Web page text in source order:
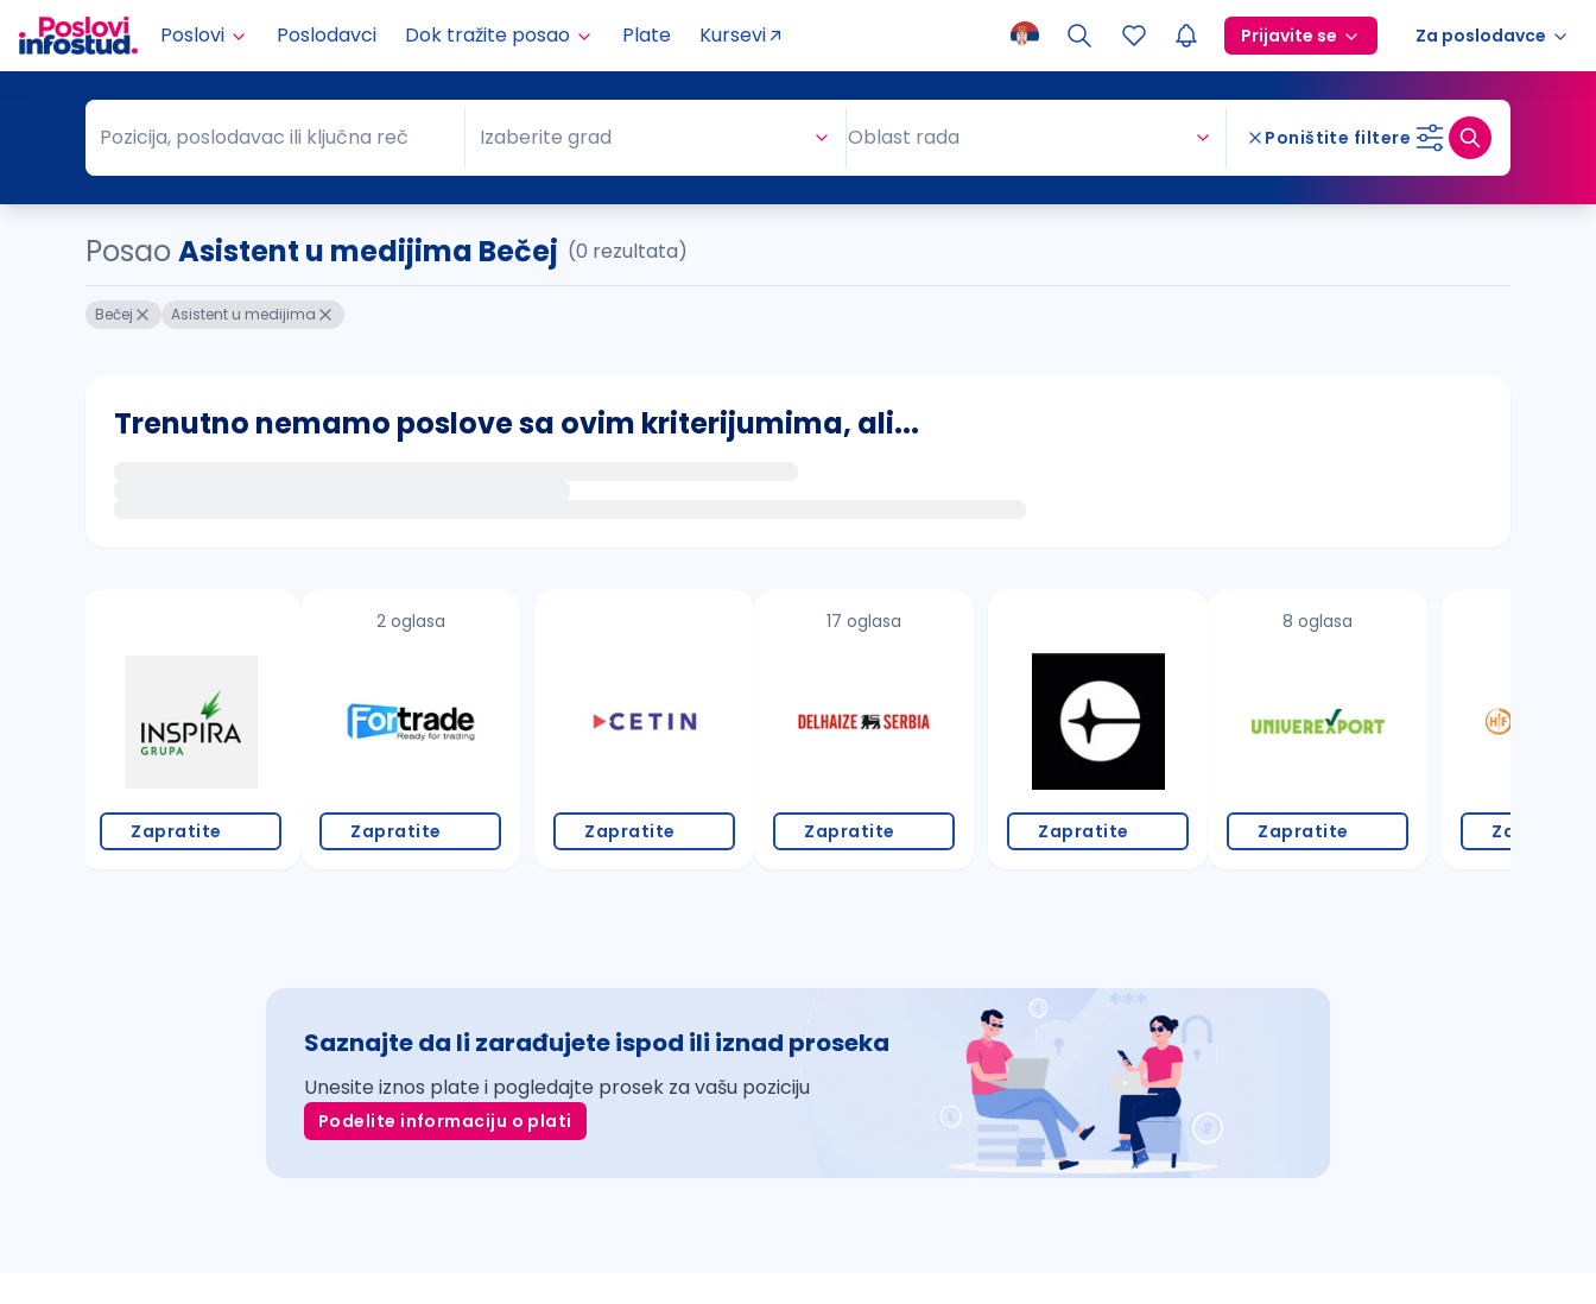
Poslovi Poslodavci Dok tražite posao Plate Kursevi Prijavite se Za poslodavce
Pozicija, poslodavac ili ključna reč
Pozicija, poslodavac ili ključna reč Grad
Izaberite grad Oblast rada Poništite filtere
PosaoAsistent u medijima Bečej (0 rezultata)
Bečej Asistent u medijima
Trenutno nemamo poslove sa ovim kriterijumima, ali...
proverite pravopisne greške (koristite č, ć, š, đ, ž, dž)
povećajte radijus za odabrani grad
Zapratite
2 oglasa
Zapratite Zapratite
17 oglasa
Zapratite Zapratite
8 oglasa
Zapratite Zapratite
Saznajte da li zarađujete ispod ili iznad proseka
Unesite iznos plate i pogledajte prosek za vašu poziciju
Podelite informaciju o plati